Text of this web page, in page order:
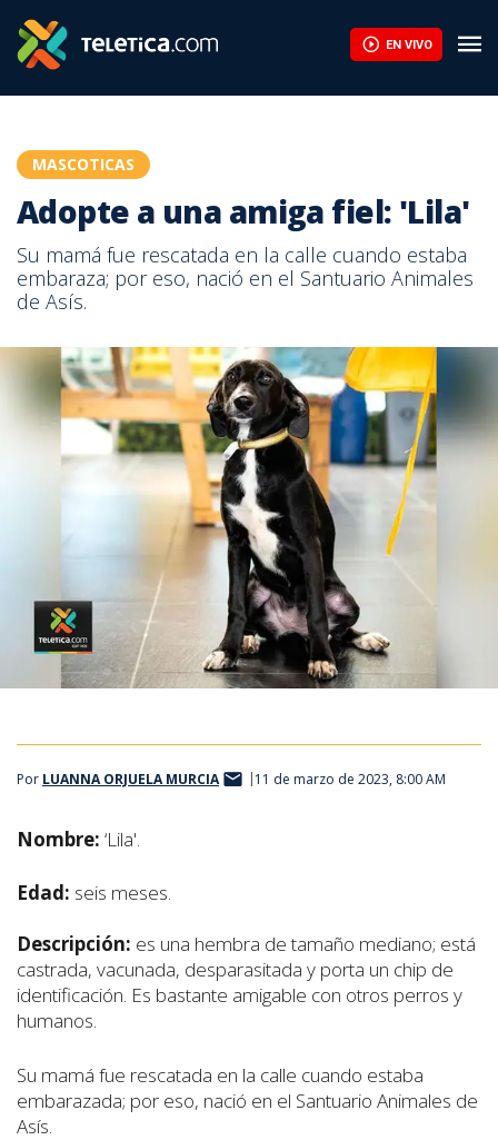
EN VIVO
MASCOTICAS
Adopte a una amiga fiel: 'Lila'
Su mamá fue rescatada en la calle cuando estaba
embaraza; por eso, nació en el Santuario Animales
de Asís.
Por LUANNA ORJUELA MURCIA 11 de marzo de 2023, 8:00 AM
Nombre: ‘Lila'.
Edad: seis meses.
Descripción: es una hembra de tamaño mediano; está
castrada, vacunada, desparasitada y porta un chip de
identificación. Es bastante amigable con otros perros y
humanos.
Su mamá fue rescatada en la calle cuando estaba
embarazada; por eso, nació en el Santuario Animales de
Asís.